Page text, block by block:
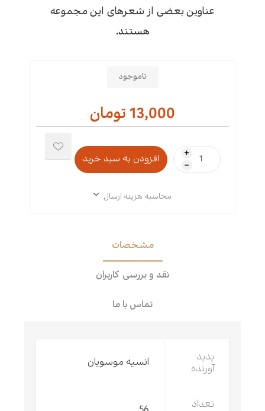
عناوین بعضی از شعرهای این مجموعه
هستند.
ناموجود
13,000 تومان
i
h
محاسبه هزینه ارسال
مشخصات
نقد و بررسی کاربران
تماس با ما
پدید
آورنده
انسیه موسویان
تعداد